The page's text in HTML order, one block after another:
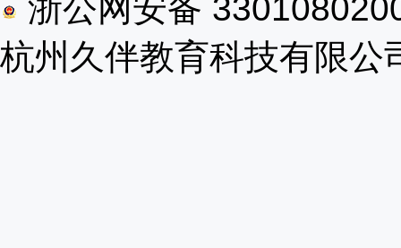
浙公网安备
杭州久伴教育科技有限公